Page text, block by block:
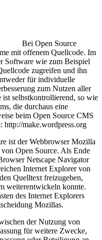
Bei Open Source
mit offenem Quellcode. Im
Software wie zum Beispiel
zugreifen und ihn
für individuelle
zum Nutzen aller
ist selbstkontrollierend, so wie
die durchaus eine
beim Open Source CMS
http://make.wordpress.org
ist der Webbrowser Mozilla
Open Source. Als Ende
Netscape Navigator
Internet Explorer von
Quelltext freizugeben,
weiterentwickeln konnte.
des Internet Explorers
Mozillas.
der Nutzung von
für weitere Zwecke,